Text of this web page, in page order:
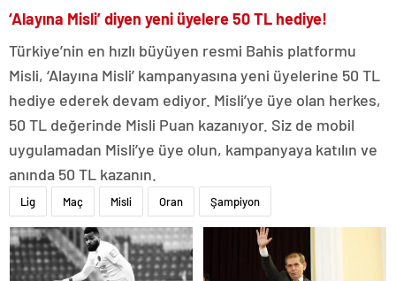
‘Alayına Misli’ diyen yeni üyelere 50 TL hediye!
Türkiye’nin en hızlı büyüyen resmi Bahis platformu
Misli, ‘Alayına Misli’ kampanyasına yeni üyelerine 50 TL
hediye ederek devam ediyor. Misli’ye üye olan herkes,
50 TL değerinde Misli Puan kazanıyor. Siz de mobil
uygulamadan Misli’ye üye olun, kampanyaya katılın ve
anında 50 TL kazanın.
Lig Maç Misli Oran Şampiyon